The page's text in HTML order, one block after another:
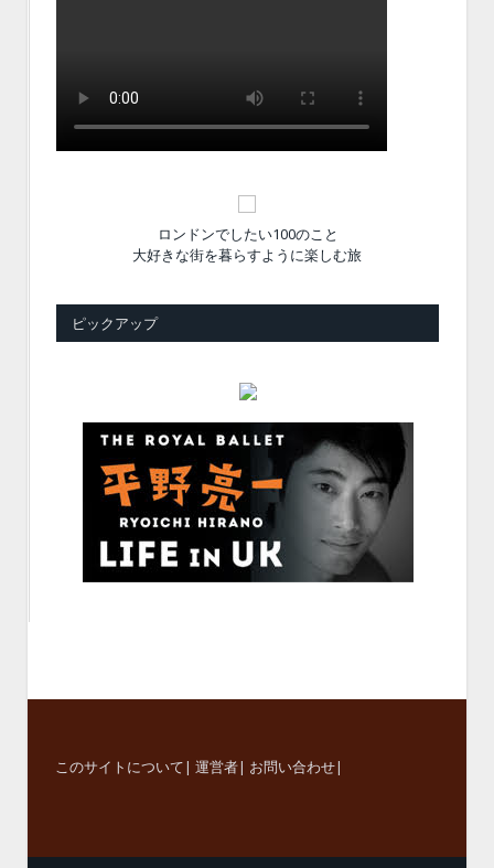
ロンドンでしたい100のこと
大好きな街を暮らすように楽しむ旅
ピックアップ
このサイトについて| 運営者| お問い合わせ|